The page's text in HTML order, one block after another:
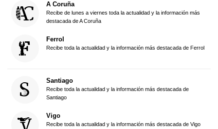
A Coruña
Recibe de lunes a viernes toda la actualidad y la información más
destacada de A Coruña
Ferrol
Recibe toda la actualidad y la información más destacada de Ferrol
Santiago
Recibe toda la actualidad y la información más destacada de
Santiago
Vigo
Recibe toda la actualidad y la información más destacada de Vigo